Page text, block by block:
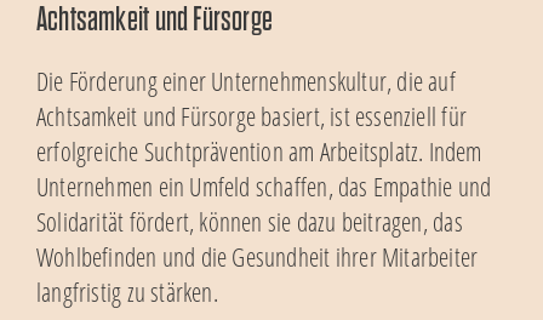
Achtsamkeit und Fürsorge
Die Förderung einer Unternehmenskultur, die auf
Achtsamkeit und Fürsorge basiert, ist essenziell für
erfolgreiche Suchtprävention am Arbeitsplatz. Indem
Unternehmen ein Umfeld schaffen, das Empathie und
Solidarität fördert, können sie dazu beitragen, das
Wohlbefinden und die Gesundheit ihrer Mitarbeiter
langfristig zu stärken.